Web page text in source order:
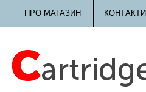
ПРО МАГАЗИН КОНТАКТИ